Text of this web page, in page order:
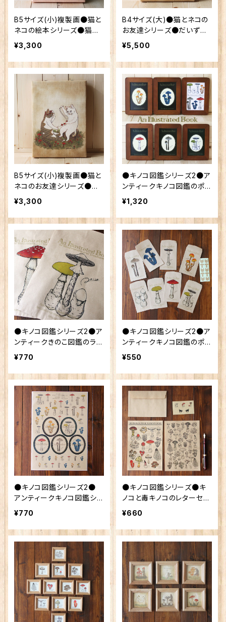
B5サイズ(小)複製画●猫と
ネコの絵本シリーズ●猫と
ネコのご挨拶
¥3,300
B4サイズ(大)●猫とネコの
お友達シリーズ●だいずと
あずき
¥5,500
B5サイズ(小)複製画●猫と
ネコのお友達シリーズ●だ
いずとあずき
¥3,300
●キノコ図鑑シリーズ2●ア
ンティークキノコ図鑑のポス
トカード6種類セット
¥1,320
●キノコ図鑑シリーズ2●ア
ンティークきのこ図鑑のラッ
ピング袋
¥770
●キノコ図鑑シリーズ2●ア
ンティークキノコ図鑑のポチ
袋
¥550
●キノコ図鑑シリーズ2●
アンティークキノコ図鑑シ
ール
¥770
●キノコ図鑑シリーズ●キ
ノコと毒キノコのレターセッ
ト 13.CATS.WORKS×YO
¥660